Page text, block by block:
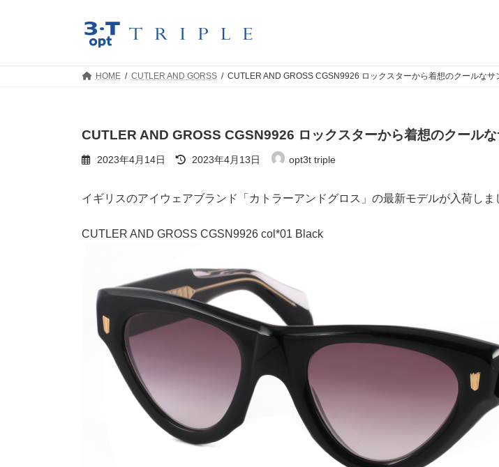
HOME CUTLER AND GORSS CUTLER AND GROSS CGSN9926 ロックスターから着想のクールなサ
CUTLER AND GROSS CGSN9926 ロックスターから着想のクールな
2023年4月14日
最
終
新
日
:
2023年4月13日 opt3t triple
イギリスのアイウェアブランド「カトラーアンドグロス」の最新モデルが入荷しま
CUTLER AND GROSS CGSN9926 col*01 Black